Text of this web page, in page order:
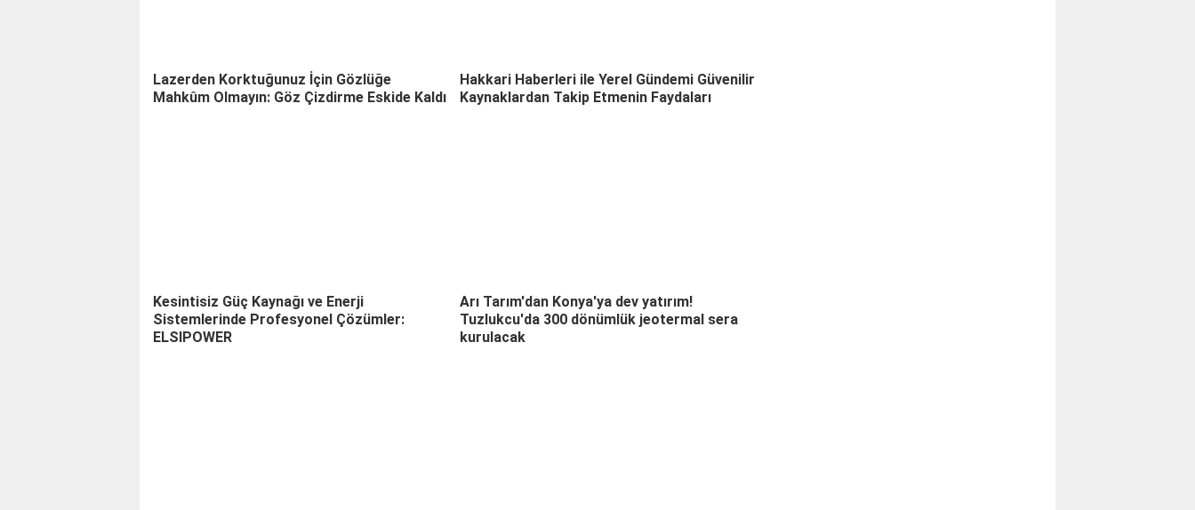
Lazerden Korktuğunuz İçin Gözlüğe
Mahkûm Olmayın: Göz Çizdirme Eskide Kaldı
Hakkari Haberleri ile Yerel Gündemi Güvenilir
Kaynaklardan Takip Etmenin Faydaları
Kesintisiz Güç Kaynağı ve Enerji
Sistemlerinde Profesyonel Çözümler:
ELSIPOWER
Arı Tarım'dan Konya'ya dev yatırım!
Tuzlukcu'da 300 dönümlük jeotermal sera
kurulacak